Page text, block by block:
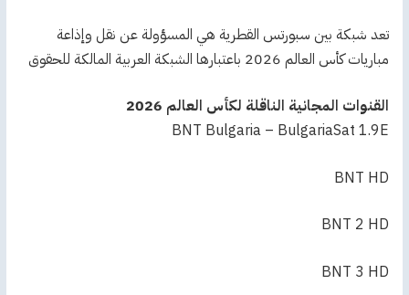
تعد شبكة بين سبورتس القطرية هي المسؤولة عن نقل وإذاعة
مباريات كأس العالم 2026 باعتبارها الشبكة العربية المالكة للحقوق
القنوات المجانية الناقلة لكأس العالم 2026
BNT Bulgaria – BulgariaSat 1.9E
BNT HD
BNT 2 HD
BNT 3 HD